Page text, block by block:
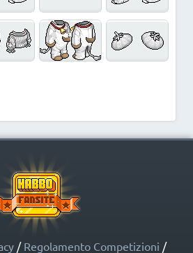
/ Regolamento Competizioni /